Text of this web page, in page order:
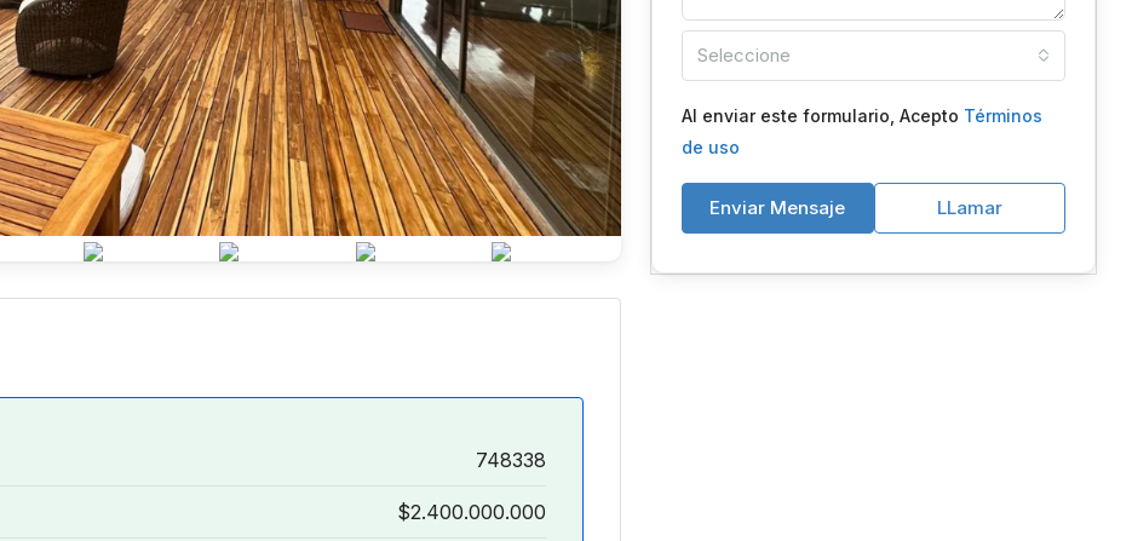
748338
$2.400.000.000
Seleccione
Al enviar este formulario, Acepto Términos
de uso
Enviar Mensaje LLamar